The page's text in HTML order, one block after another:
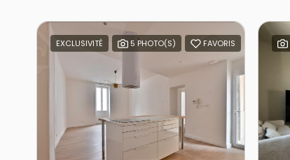
EXCLUSIVITÉ 5 PHOTO(S) FAVORIS